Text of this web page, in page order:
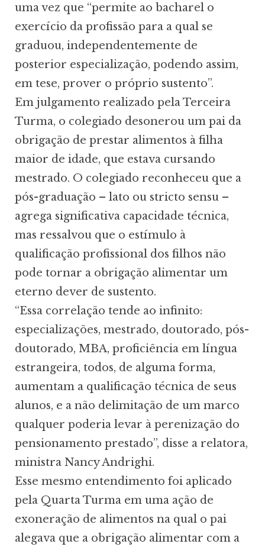
uma vez que “permite ao bacharel o
exercício da profissão para a qual se
graduou, independentemente de
posterior especialização, podendo assim,
em tese, prover o próprio sustento”.
Em julgamento realizado pela Terceira
Turma, o colegiado desonerou um pai da
obrigação de prestar alimentos à filha
maior de idade, que estava cursando
mestrado. O colegiado reconheceu que a
pós-graduação – lato ou stricto sensu –
agrega significativa capacidade técnica,
mas ressalvou que o estímulo à
qualificação profissional dos filhos não
pode tornar a obrigação alimentar um
eterno dever de sustento.
“Essa correlação tende ao infinito:
especializações, mestrado, doutorado, pós-
doutorado, MBA, proficiência em língua
estrangeira, todos, de alguma forma,
aumentam a qualificação técnica de seus
alunos, e a não delimitação de um marco
qualquer poderia levar à perenização do
pensionamento prestado”, disse a relatora,
ministra Nancy Andrighi.
Esse mesmo entendimento foi aplicado
pela Quarta Turma em uma ação de
exoneração de alimentos na qual o pai
alegava que a obrigação alimentar com a